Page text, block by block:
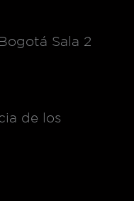
Sala 2
de los